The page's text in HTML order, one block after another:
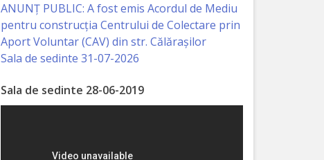
ANUNȚ PUBLIC: A fost emis Acordul de Mediu
pentru construcția Centrului de Colectare prin
Aport Voluntar (CAV) din str. Călărașilor
Sala de sedinte 31-07-2026
Sala de sedinte 28-06-2019